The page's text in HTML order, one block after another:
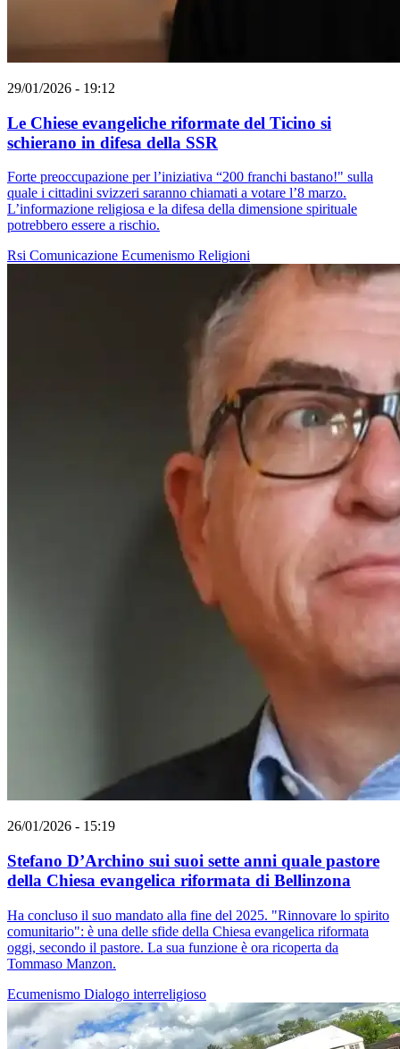
29/01/2026 - 19:12
Le Chiese evangeliche riformate del Ticino si
schierano in difesa della SSR
Forte preoccupazione per l’iniziativa “200 franchi bastano!" sulla
quale i cittadini svizzeri saranno chiamati a votare l’8 marzo.
L’informazione religiosa e la difesa della dimensione spirituale
potrebbero essere a rischio.
Rsi Comunicazione Ecumenismo Religioni
26/01/2026 - 15:19
Stefano D’Archino sui suoi sette anni quale pastore
della Chiesa evangelica riformata di Bellinzona
Ha concluso il suo mandato alla fine del 2025. "Rinnovare lo spirito
comunitario": è una delle sfide della Chiesa evangelica riformata
oggi, secondo il pastore. La sua funzione è ora ricoperta da
Tommaso Manzon.
Ecumenismo Dialogo interreligioso